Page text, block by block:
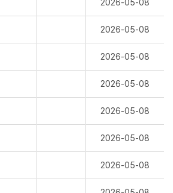
2026-05-08
2026-05-08
2026-05-08
2026-05-08
2026-05-08
2026-05-08
2026-05-08